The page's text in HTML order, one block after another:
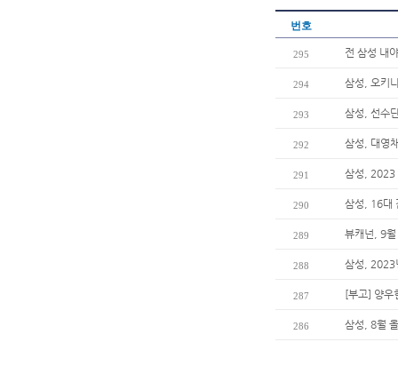
번호
295 전 삼성 내
294 삼성, 오키
293 삼성, 선수
292 삼성, 대영
291 삼성, 2023
290 삼성, 16대
289 뷰캐넌, 9
288 삼성, 2023
287 [부고] 양우
286 삼성, 8월